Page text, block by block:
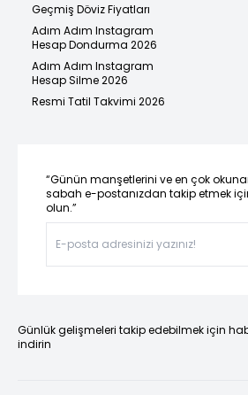
Geçmiş Döviz Fiyatları
Adım Adım Instagram
Hesap Dondurma 2026
Adım Adım Instagram
Hesap Silme 2026
Resmi Tatil Takvimi 2026
“Günün manşetlerini ve en çok
sabah e-postanızdan takip etmek
olun.”
Günlük gelişmeleri takip edebilmek için
indirin